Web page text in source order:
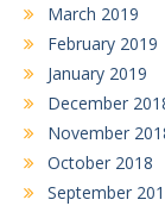
March 2019
February 2019
January 2019
December
November
October 2018
September